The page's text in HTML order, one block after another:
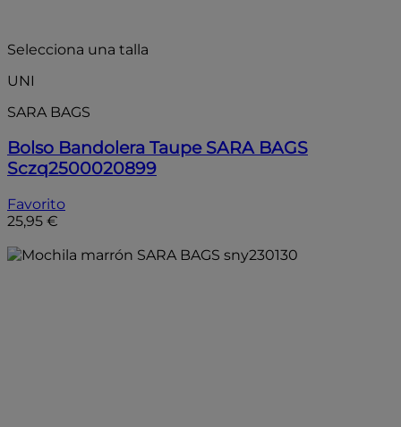
Selecciona una talla
UNI
SARA BAGS
Bolso Bandolera Taupe SARA BAGS
Sczq2500020899
Favorito
25,95 €